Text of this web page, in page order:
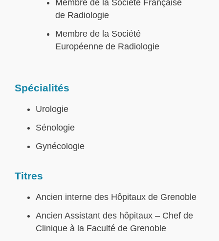
Membre de la Société Française
de Radiologie
Membre de la Société
Européenne de Radiologie
Spécialités
Urologie
Sénologie
Gynécologie
Titres
Ancien interne des Hôpitaux de Grenoble
Ancien Assistant des hôpitaux – Chef de
Clinique à la Faculté de Grenoble